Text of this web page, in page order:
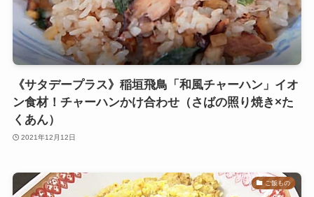
《サタデープラス》稲垣飛鳥「和風チャーハン」イオ
ン食材！チャーハンかけ合わせ（さばの照り焼き×た
くあん）
2021年12月12日
ご飯もの